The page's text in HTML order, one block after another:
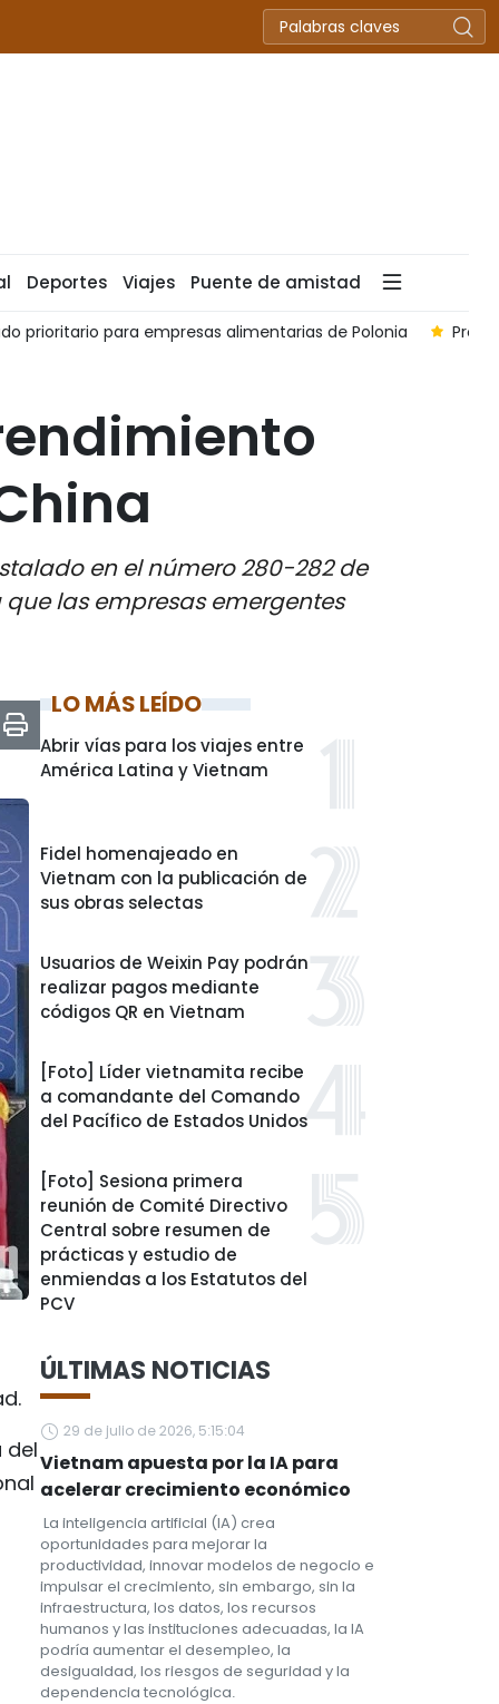
Deportes Viajes Puente de amistad
prioritario para empresas alimentarias de Polonia
en el número 280-282 de
las empresas emergentes
del
LO MÁS LEÍDO
Abrir vías para los viajes entre
América Latina y Vietnam
Fidel homenajeado en
Vietnam con la publicación de
sus obras selectas
Usuarios de Weixin Pay podrán
realizar pagos mediante
códigos QR en Vietnam
[Foto] Líder vietnamita recibe
a comandante del Comando
del Pacífico de Estados Unidos
[Foto] Sesiona primera
reunión de Comité Directivo
Central sobre resumen de
prácticas y estudio de
enmiendas a los Estatutos del
PCV
ÚLTIMAS NOTICIAS
29 de julio de 2026, 5:15:04
Vietnam apuesta por la IA para
acelerar crecimiento económico
La inteligencia artificial (IA) crea
oportunidades para mejorar la
productividad, innovar modelos de negocio e
impulsar el crecimiento, sin embargo, sin la
infraestructura, los datos, los recursos
humanos y las instituciones adecuadas, la IA
podría aumentar el desempleo, la
desigualdad, los riesgos de seguridad y la
dependencia tecnológica.